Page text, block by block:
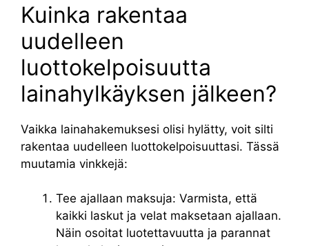
Kuinka rakentaa
uudelleen
luottokelpoisuutta
lainahylkäyksen jälkeen?
Vaikka lainahakemuksesi olisi hylätty, voit silti
rakentaa uudelleen luottokelpoisuuttasi. Tässä
muutamia vinkkejä:
Tee ajallaan maksuja: Varmista, että
kaikki laskut ja velat maksetaan ajallaan.
Näin osoitat luotettavuutta ja parannat